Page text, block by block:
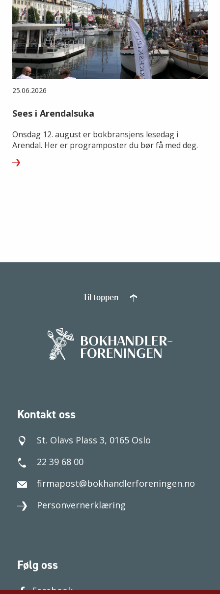
25.06.2026
Sees i Arendalsuka
Onsdag 12. august er bokbransjens lesedag i
Arendal. Her er programposter du bør få med deg.
Kontakt oss
St. Olavs Plass 3, 0165 Oslo
22 39 68 00
firmapost@bokhandlerforeningen.no
Personvernerklæring
Følg oss
Facebook
Til toppen